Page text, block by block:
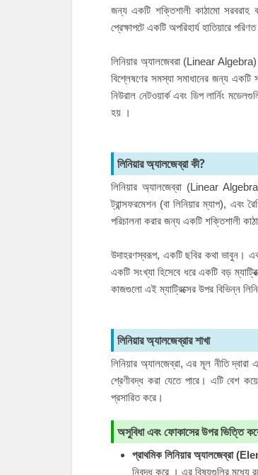
জন্য একটি শক্তিশালী কাঠামো সরবরাহ
প্রেক্ষাপটে একটি অপরিহার্য হাতিয়ারে
লিনিয়ার অ্যালজেবরা (Linear Algebra)
বিশ্লেষণের সমস্যা সমাধানের জন্য একটি
নিউরাল নেটওয়ার্ক এবং ডিপ লার্নিং
হয় ।
লিনিয়ার অ্যালজেব্রা কী?
লিনিয়ার অ্যালজেব্রা (Linear Algebra
ট্রান্সফরমেশন (বা লিনিয়ার ম্যাপ), এবং
পরিচালনা করার জন্য একটি শক্তিশালী
উদাহরণস্বরূপ, একটি ছবির কথা ভাবুন।
একটি সংখ্যা হিসেবে ধরে একটি বড়
কাজগুলো এই ম্যাট্রিক্সের উপর বিভিন্ন
লিনিয়ার অ্যালজেব্রার শাখা
লিনিয়ার অ্যালজেব্রা, এর মূল নীতি
শ্রেণীবদ্ধ করা যেতে পারে। এটি বেশ
প্রসারিত করে।
অসুবিধা এবং ফোকাসের উপর ভিত্তি
প্রাথমিক লিনিয়ার
নিবদ্ধ করে । এর বিষয়গুলির মধ্যে